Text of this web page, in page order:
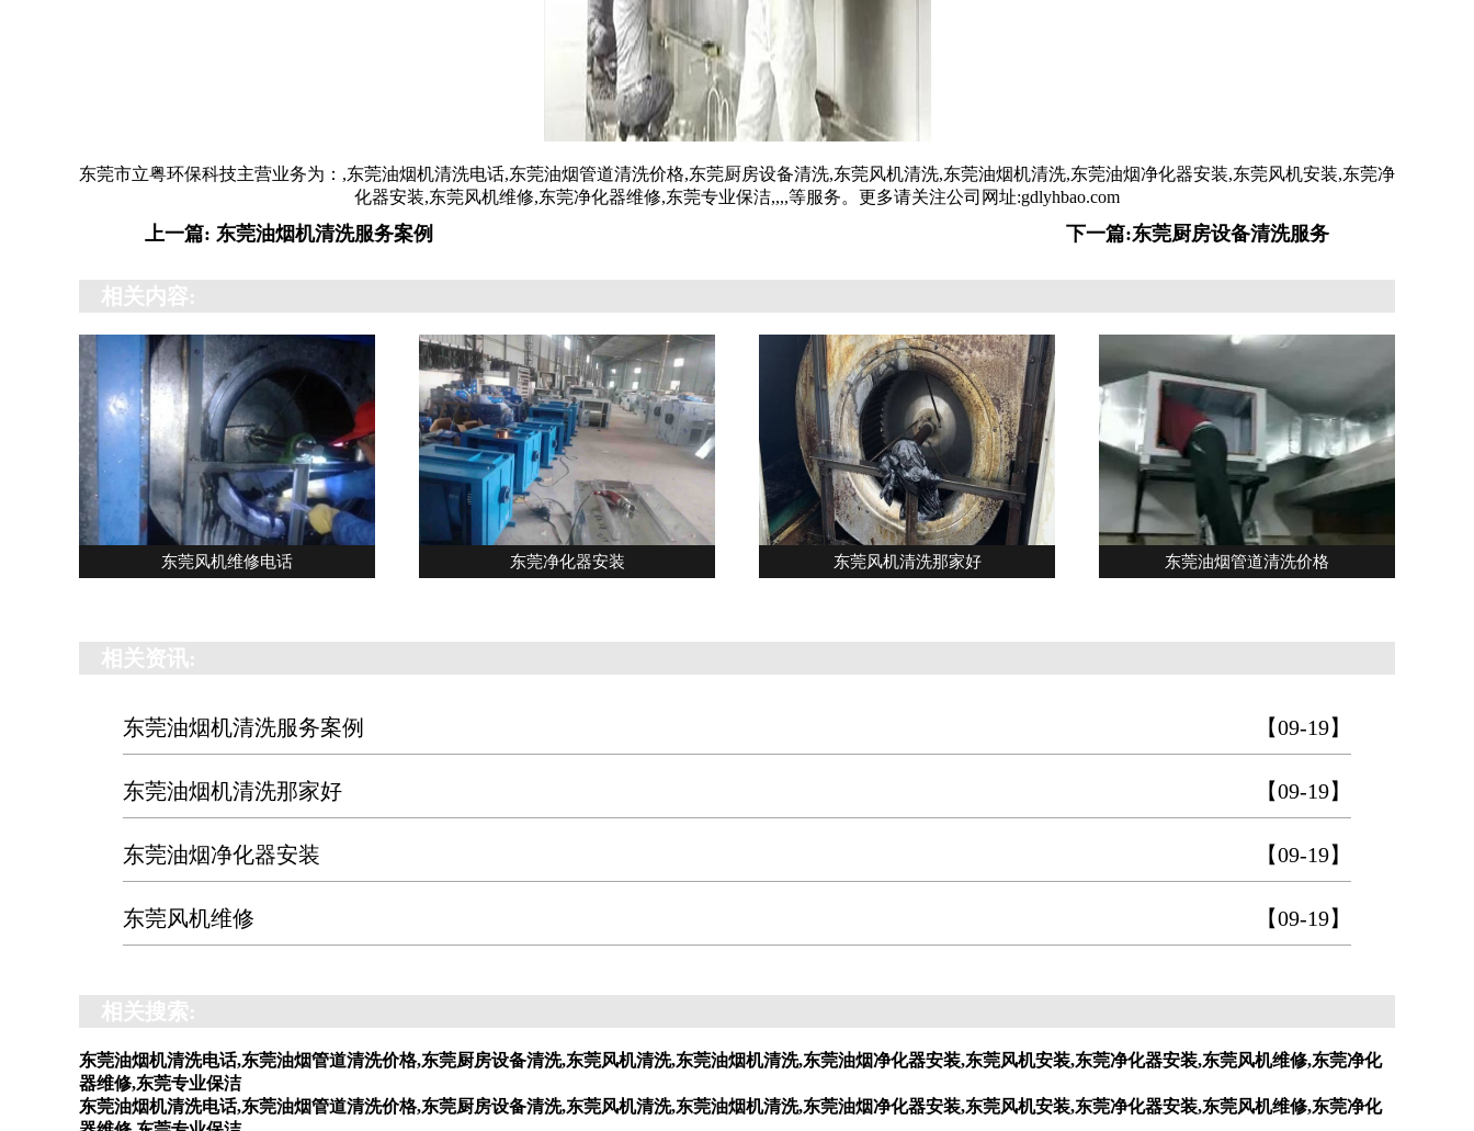
东莞市立粤环保科技主营业务为： ,东莞油烟机清洗电话,东莞油烟管道清洗价格,东莞厨房设备清洗,东莞风机清洗,东莞油烟机清洗,东莞油烟净化器安装,东莞风机安装,东莞净
化器安装,东莞风机维修,东莞净化器维修,东莞专业保洁,,,,等服务。更多请关注公司网址:gdlyhbao.com
上一篇: 东莞油烟机清洗服务案例 下一篇:东莞厨房设备清洗服务
相关内容:
东莞风机维修电话 东莞净化器安装 东莞风机清洗那家好 东莞油烟管道清洗价格
相关资讯:
东莞油烟机清洗服务案例 【09-19】
东莞油烟机清洗那家好 【09-19】
东莞油烟净化器安装 【09-19】
东莞风机维修 【09-19】
相关搜索:
东莞油烟机清洗电话,东莞油烟管道清洗价格,东莞厨房设备清洗,东莞风机清洗,东莞油烟机清洗,东莞油烟净化器安装,东莞风机安装,东莞净化器安装,东莞风机维修,东莞净化
器维修,东莞专业保洁
东莞油烟机清洗电话,东莞油烟管道清洗价格,东莞厨房设备清洗,东莞风机清洗,东莞油烟机清洗,东莞油烟净化器安装,东莞风机安装,东莞净化器安装,东莞风机维修,东莞净化